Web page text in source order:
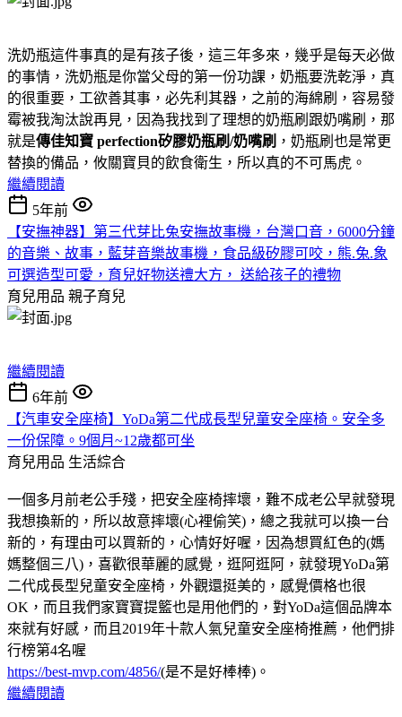
洗奶瓶這件事真的是有孩子後，這三年多來，幾乎是每天必做
的事情，洗奶瓶是你當父母的第一份功課，奶瓶要洗乾淨，真
的很重要，工欲善其事，必先利其器，之前的海綿刷，容易發
霉被我淘汰說再見，因為我找到了理想的奶瓶刷跟奶嘴刷，那
就是傳佳知寶 perfection矽膠奶瓶刷/奶嘴刷 ，奶瓶刷也是常更
替換的備品，攸關寶貝的飲食衛生，所以真的不可馬虎。
繼續閱讀
5年前
【安撫神器】第三代芽比兔安撫故事機，台灣口音，6000分鐘
的音樂、故事，藍芽音樂故事機，食品級矽膠可咬，熊.兔.象
可選造型可愛，育兒好物送禮大方， 送給孩子的禮物
育兒用品 親子育兒
繼續閱讀
6年前
【汽車安全座椅】YoDa第二代成長型兒童安全座椅。安全多
一份保障。9個月~12歲都可坐
育兒用品 生活綜合
一個多月前老公手殘，把安全座椅摔壞，難不成老公早就發現
我想換新的，所以故意摔壞(心裡偷笑)，總之我就可以換一台
新的，有理由可以買新的，心情好好喔，因為想買紅色的(媽
媽整個三八)，喜歡很華麗的感覺，逛阿逛阿，就發現YoDa第
二代成長型兒童安全座椅，外觀還挺美的，感覺價格也很
OK，而且我們家寶寶提籃也是用他們的，對YoDa這個品牌本
來就有好感，而且2019年十款人氣兒童安全座椅推薦，他們排
行榜第4名喔
https://best-mvp.com/4856/(是不是好棒棒)。
繼續閱讀